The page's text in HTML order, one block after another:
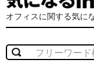
オフィスに関する気に